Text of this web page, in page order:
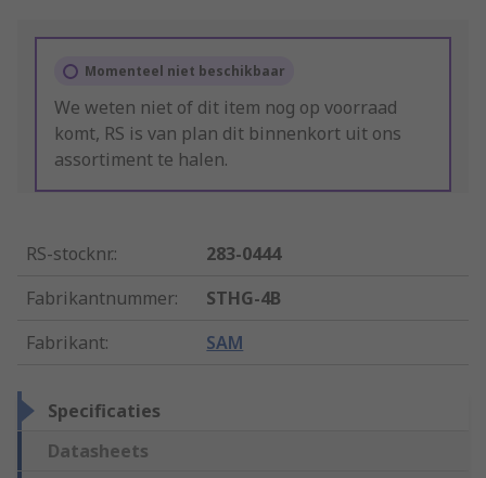
Momenteel niet beschikbaar
We weten niet of dit item nog op voorraad
komt, RS is van plan dit binnenkort uit ons
assortiment te halen.
RS-stocknr.:
283-0444
Fabrikantnummer:
STHG-4B
Fabrikant: SAM
Specificaties
Datasheets